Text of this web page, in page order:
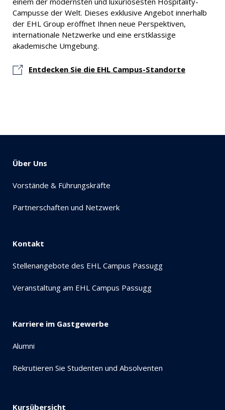
Campusse der Welt. Dieses exklusive Angebot innerhalb
der EHL Group eröffnet Ihnen neue Perspektiven,
internationale Netzwerke und eine erstklassige
akademische Umgebung.
Entdecken Sie die EHL Campus-Standorte
Über Uns
Vorstände & Führungskräfte
Partnerschaften und Netzwerk
Kontakt
Stellenangebote des EHL Campus Passugg
Veranstaltung am EHL Campus Passugg
Karriere im Gastgewerbe
Alumni
Rekrutieren Sie Studenten und Absolventen
Kursübersicht